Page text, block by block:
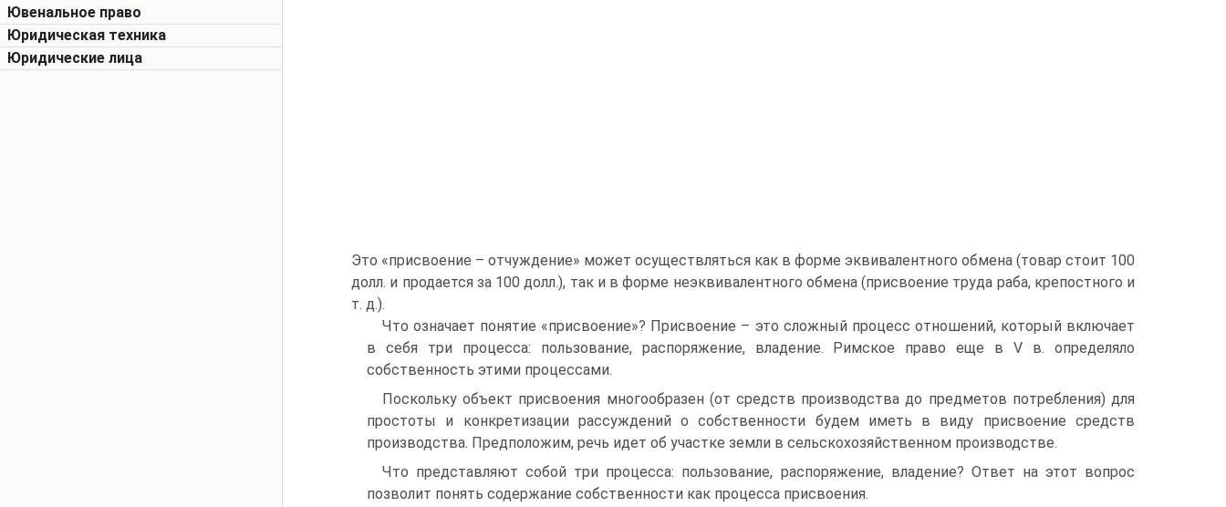
Ювенальное право
Юридическая техника
Юридические лица
Это «присвоение – отчуждение» может осуществляться как в форме эквивалентного обмена (товар стоит 100
долл. и продается за 100 долл.), так и в форме неэквивалентного обмена (присвоение труда раба, крепостного и
т. д.).
Что означает понятие «присвоение»? Присвоение – это сложный процесс отношений, который включает
в себя три процесса: пользование, распоряжение, владение. Римское право еще в V в. определяло
собственность этими процессами.
Поскольку объект присвоения многообразен (от средств производства до предметов потребления) для
простоты и конкретизации рассуждений о собственности будем иметь в виду присвоение средств
производства. Предположим, речь идет об участке земли в сельскохозяйственном производстве.
Что представляют собой три процесса: пользование, распоряжение, владение? Ответ на этот вопрос
позволит понять содержание собственности как процесса присвоения.